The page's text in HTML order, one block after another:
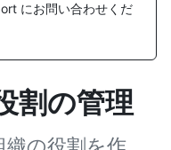
にお問い合わせくだ
割の管理